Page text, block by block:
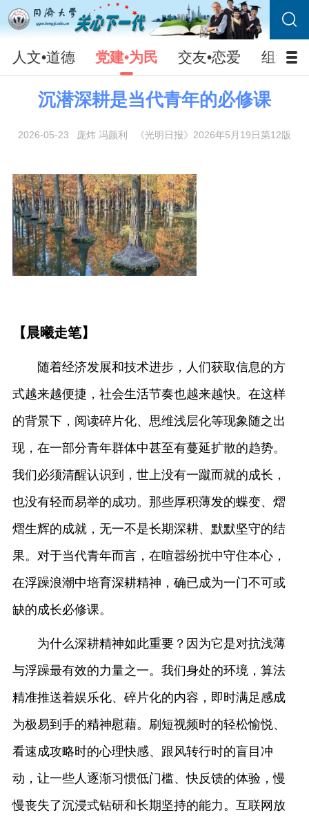
人文•道德 党建•为民 交友•恋爱 组织•
沉潜深耕是当代青年的必修课
2026-05-23 庞炜 冯颜利 《光明日报》2026年5月19日第12版
【晨曦走笔】
随着经济发展和技术进步，人们获取信息的方
式越来越便捷，社会生活节奏也越来越快。在这样
的背景下，阅读碎片化、思维浅层化等现象随之出
现，在一部分青年群体中甚至有蔓延扩散的趋势。
我们必须清醒认识到，世上没有一蹴而就的成长，
也没有轻而易举的成功。那些厚积薄发的蝶变、熠
熠生辉的成就，无一不是长期深耕、默默坚守的结
果。对于当代青年而言，在喧嚣纷扰中守住本心，
在浮躁浪潮中培育深耕精神，确已成为一门不可或
缺的成长必修课。
为什么深耕精神如此重要？因为它是对抗浅薄
与浮躁最有效的力量之一。我们身处的环境，算法
精准推送着娱乐化、碎片化的内容，即时满足感成
为极易到手的精神慰藉。刷短视频时的轻松愉悦、
看速成攻略时的心理快感、跟风转行时的盲目冲
动，让一些人逐渐习惯低门槛、快反馈的体验，慢
慢丧失了沉浸式钻研和长期坚持的能力。互联网放